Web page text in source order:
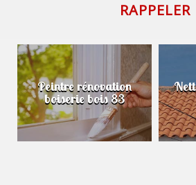
Peintre rénovation
boiserie bois 83